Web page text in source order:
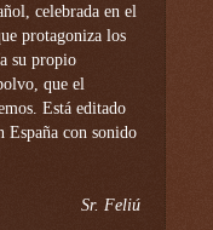
celebrada en el
protagoniza los
su propio
que el
Está editado
con sonido
Sr. Feliú